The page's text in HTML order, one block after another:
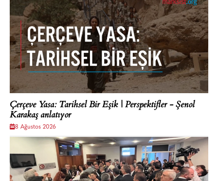
Çerçeve Yasa: Tarihsel Bir Eşik | Perspektifler - Şenol
Karakaş anlatıyor
8 Ağustos 2026